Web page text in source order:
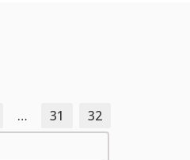
… 31
32